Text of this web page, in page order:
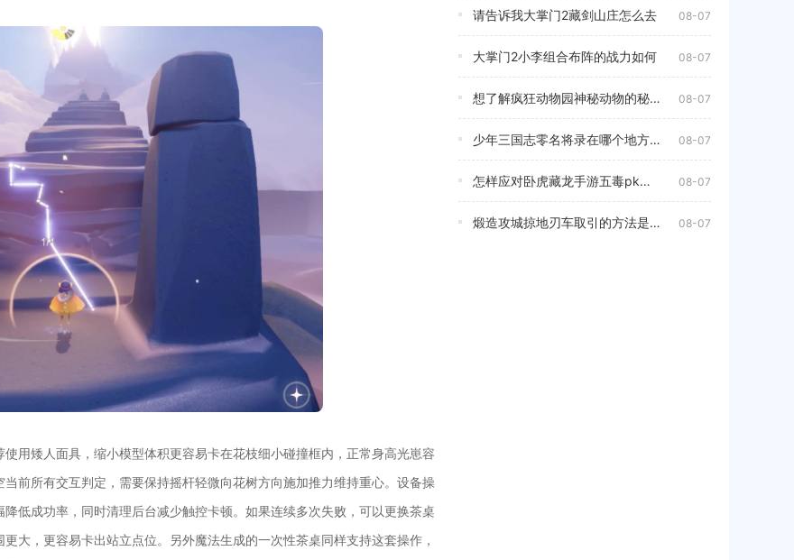
用矮人面具，缩小模型体积更容易卡在花枝细小碰撞框内，正常身高光崽容
前所有交互判定，需要保持摇杆轻微向花树方向施加推力维持重心。设备操
低成功率，同时清理后台减少触控卡顿。如果连续多次失败，可以更换茶桌
大，更容易卡出站立点位。另外魔法生成的一次性茶桌同样支持这套操作，
请告诉我大掌门2藏剑山庄怎么去 08-07
大掌门2小李组合布阵的战力如何 08-07
想了解疯狂动物园神秘动物的秘籍攻略吗 08-07
少年三国志零名将录在哪个地方可以找到 08-07
怎样应对卧虎藏龙手游五毒pk中的各种挑战 08-07
煅造攻城掠地刃车取引的方法是什么 08-07